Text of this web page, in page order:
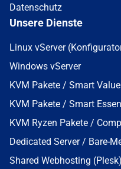
Datenschutz
Unsere Dienste
Linux vServer
Windows vServer
KVM Pakete / Smart
KVM Pakete / Smart
KVM Ryzen Pakete /
Dedicated Server / Bare-
Shared Webhosting (Plesk)